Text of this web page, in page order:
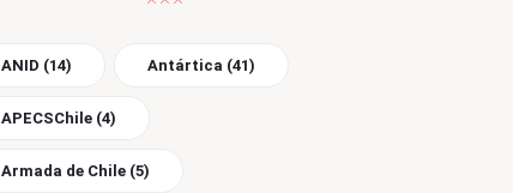
ANID (14) Antártica (41)
APECSChile (4)
Armada de Chile (5)